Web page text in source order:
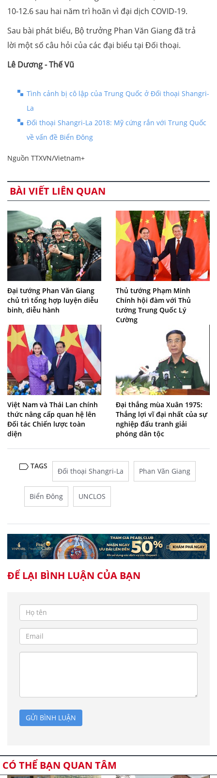
10-12.6 sau hai năm trì hoãn vì đại dịch COVID-19.
Sau bài phát biểu, Bộ trưởng Phan Văn Giang đã trả
lời một số câu hỏi của các đại biểu tại Đối thoại.
Lê Dương - Thế Vũ
Tình cảnh bị cô lập của Trung Quốc ở Đối thoại Shangri-
La
Đối thoại Shangri-La 2018: Mỹ cứng rắn với Trung Quốc
về vấn đề Biển Đông
Nguồn TTXVN/Vietnam+
BÀI VIẾT LIÊN QUAN
Đại tướng Phan Văn Giang
chủ trì tổng hợp luyện diễu
binh, diễu hành
Thủ tướng Phạm Minh
Chính hội đàm với Thủ
tướng Trung Quốc Lý
Cường
Việt Nam và Thái Lan chính
thức nâng cấp quan hệ lên
Đối tác Chiến lược toàn
diện
Đại thắng mùa Xuân 1975:
Thắng lợi vĩ đại nhất của sự
nghiệp đấu tranh giải
phóng dân tộc
TAGS
Đối thoại Shangri-La Phan Văn Giang
Biển Đông UNCLOS
ĐỂ LẠI BÌNH LUẬN CỦA BẠN
GỬI BÌNH LUẬN
CÓ THỂ BẠN QUAN TÂM